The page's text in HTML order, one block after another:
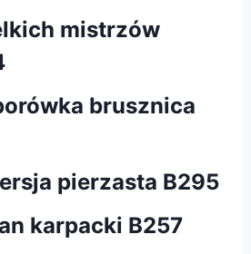
mistrzów
brusznica
pierzasta B295
karpacki B257